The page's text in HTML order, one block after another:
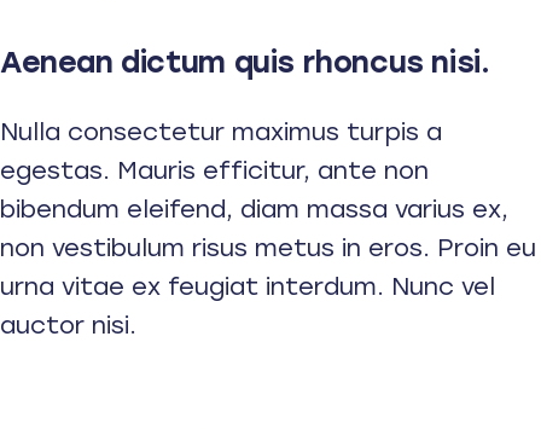
Aenean dictum quis rhoncus nisi.
Nulla consectetur maximus turpis a
egestas. Mauris efficitur, ante non
bibendum eleifend, diam massa varius ex,
non vestibulum risus metus in eros. Proin eu
urna vitae ex feugiat interdum. Nunc vel
auctor nisi.